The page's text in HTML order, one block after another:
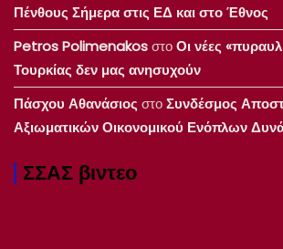
Πένθους Σήμερα στις ΕΔ και στο Έθνος
Petros PolimenakosστοΟι νέες
Τουρκίας δεν μας ανησυχούν
Πάσχου Αθανάσιος στοΣυνδέσμος
Αξιωματικών Οικονομικού Ενόπλων
ΣΣΑΣ βιντεο